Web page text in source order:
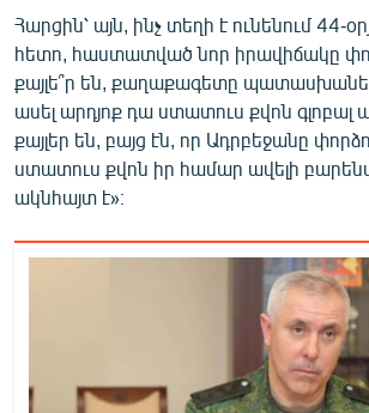
Հարցին՝ այն, ինչ տեղի է ունենում 44-
հետո, հաստատված նոր իրավիճակը
քայլե՞ր են, քաղաքագետը
ասել արդյոք դա ստատուս քվոն գլոբալ
քայլեր են, բայց էն, որ Ադրբեջանը
ստատուս քվոն իր համար ավելի
ակնհայտ է»։